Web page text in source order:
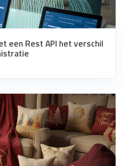
een Rest API het verschil